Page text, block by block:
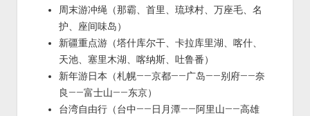
周末游冲绳（那霸、首里、琉球村、万座毛、名
护、座间味岛）
新疆重点游（塔什库尔干、卡拉库里湖、喀什、
天池、塞里木湖、喀纳斯、吐鲁番）
新年游日本（札幌——京都——广岛——别府——奈
良——富士山——东京）
台湾自由行（台中——日月潭——阿里山——高雄